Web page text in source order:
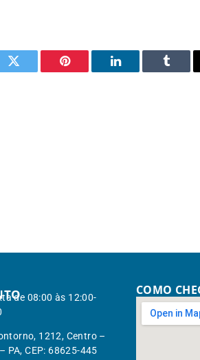
Twitter Pinterest LinkedIn
de 08:00 às 12:00-
1212, Centro –
PA, CEP: 68625-445
COMO